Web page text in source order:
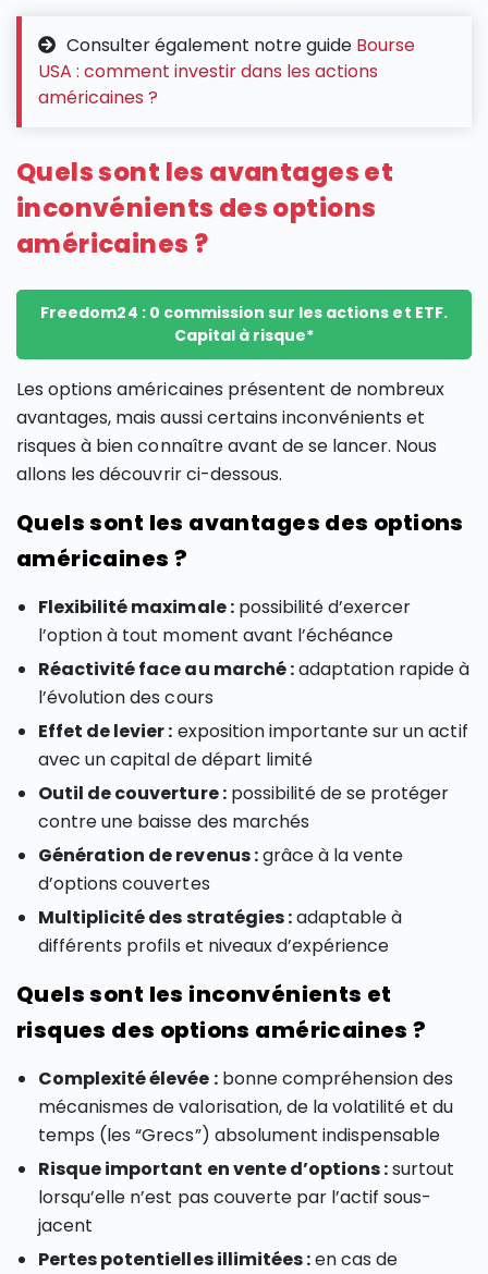
Consulter également notre guide Bourse
USA : comment investir dans les actions
américaines ?
Quels sont les avantages et
inconvénients des options
américaines ?
Freedom24 : 0 commission sur les actions et ETF.
Capital à risque*
Les options américaines présentent de nombreux
avantages, mais aussi certains inconvénients et
risques à bien connaître avant de se lancer. Nous
allons les découvrir ci-dessous.
Quels sont les avantages des options
américaines ?
Flexibilité maximale :possibilité d’exercer
l’option à tout moment avant l’échéance
Réactivité face au marché :adaptation rapide à
l’évolution des cours
Effet de levier : exposition importante sur un actif
avec un capital de départ limité
Outil de couverture :possibilité de se protéger
contre une baisse des marchés
Génération de revenus :grâce à la vente
d’options couvertes
Multiplicité des stratégies :adaptable à
différents profils et niveaux d’expérience
Quels sont les inconvénients et
risques des options américaines ?
Complexité élevée :bonne compréhension des
mécanismes de valorisation, de la volatilité et du
temps (les “Grecs”) absolument indispensable
Risque important en vente d’options :surtout
lorsqu’elle n’est pas couverte par l’actif sous-
jacent
Pertes potentielles illimitées :en cas de